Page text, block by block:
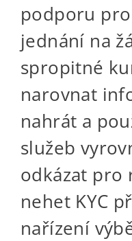
podporu
jednání na
spropitné
narovnat
nahrát a
služeb
odkázat pro
nehet KYC
nařízení